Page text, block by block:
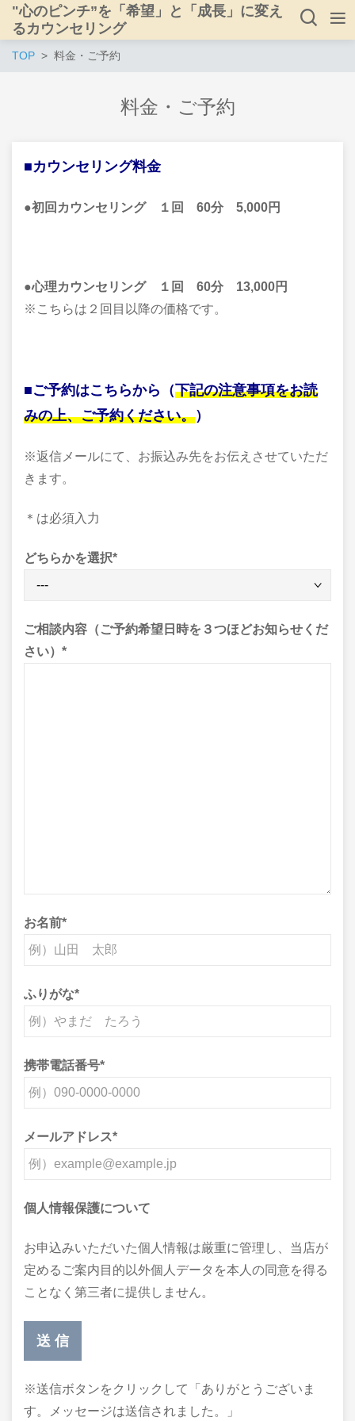
"心のピンチ”を「希望」と「成長」に変え
るカウンセリング
TOP 料金・ご予約
料金・ご予約
■カウンセリング料金
●初回カウンセリング １回 60分 5,000円
●心理カウンセリング １回 60分 13,000円
※こちらは２回目以降の価格です。
■ご予約はこちらから（下記の注意事項をお読
みの上、ご予約ください。）
※返信メールにて、お振込み先をお伝えさせていただ
きます。
＊は必須入力
どちらかを選択*
ご相談内容（ご予約希望日時を３つほどお知らせくだ
さい） *
お名前*
ふりがな*
携帯電話番号*
メールアドレス*
個人情報保護について
お申込みいただいた個人情報は厳重に管理し、当店が
定めるご案内目的以外個人データを本人の同意を得る
ことなく第三者に提供しません。
※送信ボタンをクリックして「ありがとうございま
す。メッセージは送信されました。」